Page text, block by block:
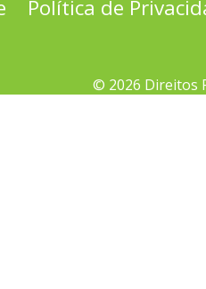
Política de
© 2026 Direitos